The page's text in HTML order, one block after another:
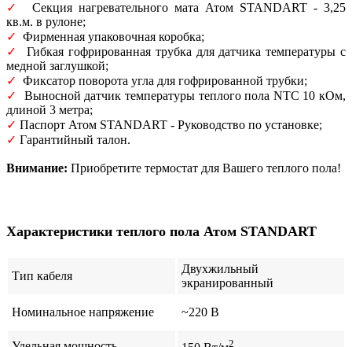
✓
Секция нагревательного мата Атом STANDART - 3,25
кв.м. в рулоне;
✓ Фирменная упаковочная коробка;
✓
Гибкая гофрированная трубка для датчика температуры с
медной заглушкой;
✓ Фиксатор поворота угла для гофрированной трубки;
✓
Выносной датчик температуры теплого пола NTC 10 кОм,
длиной 3 метра;
✓ Паспорт Атом STANDART - Руководство по установке;
✓ Гарантийный талон.
Внимание: Приобретите термостат для Вашего теплого пола!
Характеристики теплого пола Атом STANDART
Тип кабеля
Двухжильный
экранированный
Номинальное напряжение ~220 В
2